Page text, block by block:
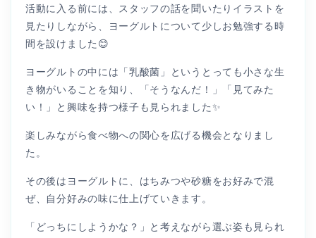
活動に入る前には、スタッフの話を聞いたりイラストを
見たりしながら、ヨーグルトについて少しお勉強する時
間を設けました😊
ヨーグルトの中には「乳酸菌」というとっても小さな生
き物がいることを知り、「そうなんだ！」「見てみた
い！」と興味を持つ様子も見られました✨
楽しみながら食べ物への関心を広げる機会となりまし
た。
その後はヨーグルトに、はちみつや砂糖をお好みで混
ぜ、自分好みの味に仕上げていきます。
「どっちにしようかな？」と考えながら選ぶ姿も見られ